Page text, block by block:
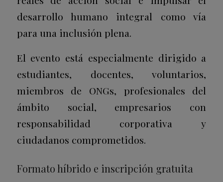
desarrollo humano integral como vía
para una inclusión plena.
El evento está especialmente dirigido a
estudiantes, docentes, voluntarios,
miembros de ONGs, profesionales del
ámbito social, empresarios con
responsabilidad corporativa y
ciudadanos comprometidos.
Formato híbrido e inscripción gratuita